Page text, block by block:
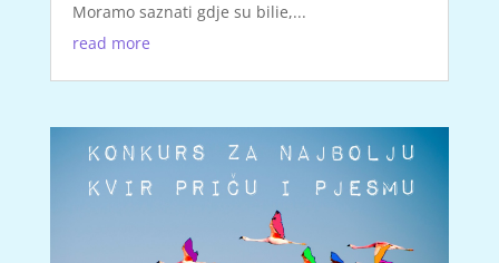
Moramo saznati gdje su bilie,...
read more